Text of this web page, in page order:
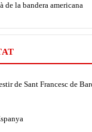
de la bandera americana
de Sant Francesc de